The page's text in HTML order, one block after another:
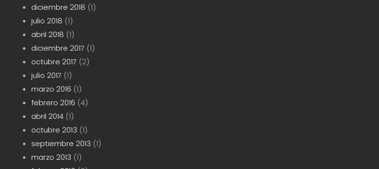
diciembre 2018 (1)
julio 2018 (1)
abril 2018 (1)
diciembre 2017 (1)
octubre 2017 (2)
julio 2017 (1)
marzo 2016 (1)
febrero 2016 (4)
abril 2014(1)
octubre 2013 (1)
septiembre 2013 (1)
marzo 2013 (1)